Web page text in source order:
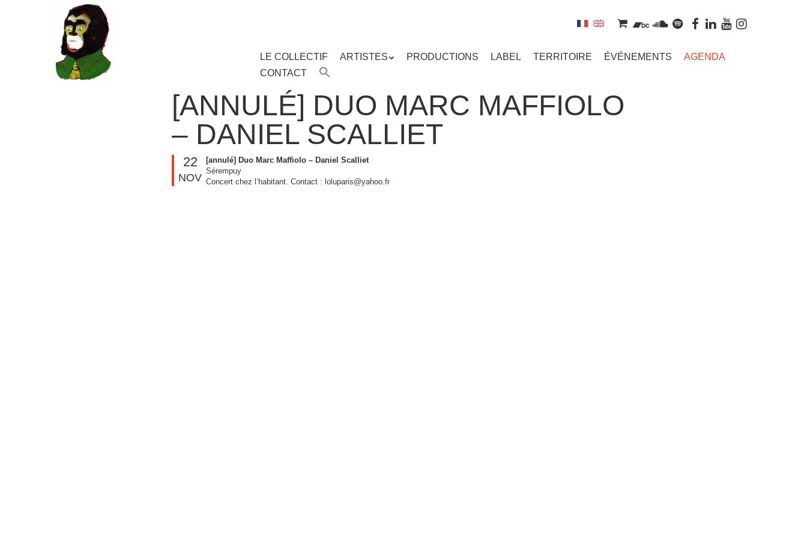
MENU
Aller
contenu
LE COLLECTIF ARTISTES PRODUCTIONS LABEL TERRITOIRE ÉVÉNEMENTS
AGENDA
CONTACT
[ANNULÉ] DUO MARC MAFFIOLO
– DANIEL SCALLIET
22
NOV
[annulé] Duo Marc Maffiolo – Daniel Scalliet
Sérempuy
Concert chez l’habitant. Contact :loluparis@yahoo.fr